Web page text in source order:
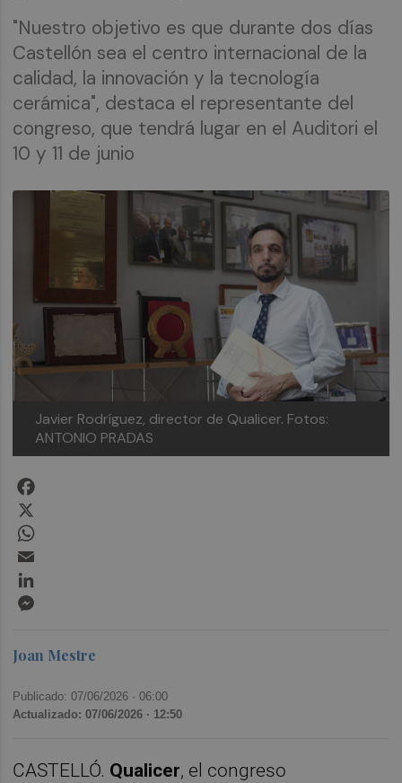
"Nuestro objetivo es que durante dos días
Castellón sea el centro internacional de la
calidad, la innovación y la tecnología
cerámica", destaca el representante del
congreso, que tendrá lugar en el Auditori el
10 y 11 de junio
Javier Rodríguez, director de Qualicer. Fotos:
ANTONIO PRADAS
Joan Mestre
Publicado: 07/06/2026 ·06:00
Actualizado: 07/06/2026 · 12:50
CASTELLÓ. Qualicer, el congreso